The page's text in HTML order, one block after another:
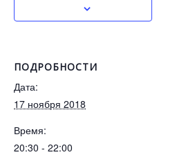
ПОДРОБНОСТИ
Дата:
17 ноября 2018
Время:
20:30 - 22:00